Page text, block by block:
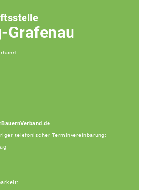
Grafenau
telefonischer Terminvereinbarung: